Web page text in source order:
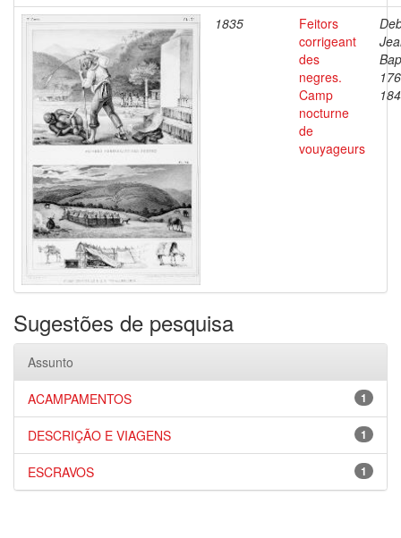
1835
Feitors
corrigeant
des
negres.
Camp
nocturne
de
vouyageurs
Sugestões de pesquisa
Assunto
1
ACAMPAMENTOS
1
DESCRIÇÃO E VIAGENS
1
ESCRAVOS